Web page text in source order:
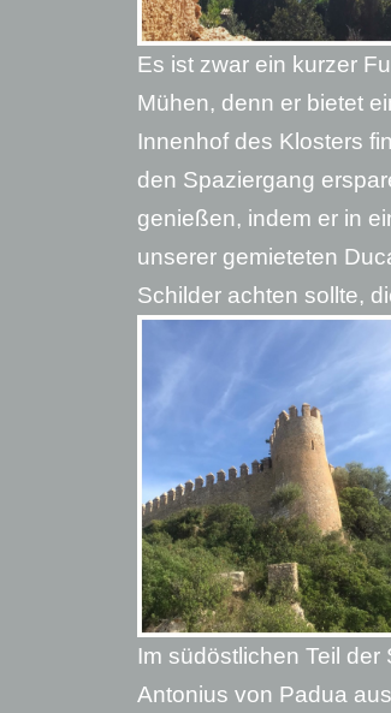
Es ist zwar ein kurzer
Mühen, denn er bietet
Innenhof des Klosters
den Spaziergang
genießen, indem er in
unserer gemieteten
Schilder achten sollte,
Im südöstlichen Teil
Antonius von Padua